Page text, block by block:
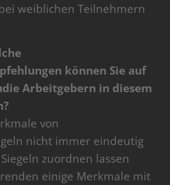
weiblichen Teilnehmern
können Sie auf
Arbeitgebern in diesem
von
nicht immer eindeutig
zuordnen lassen
einige Merkmale mit